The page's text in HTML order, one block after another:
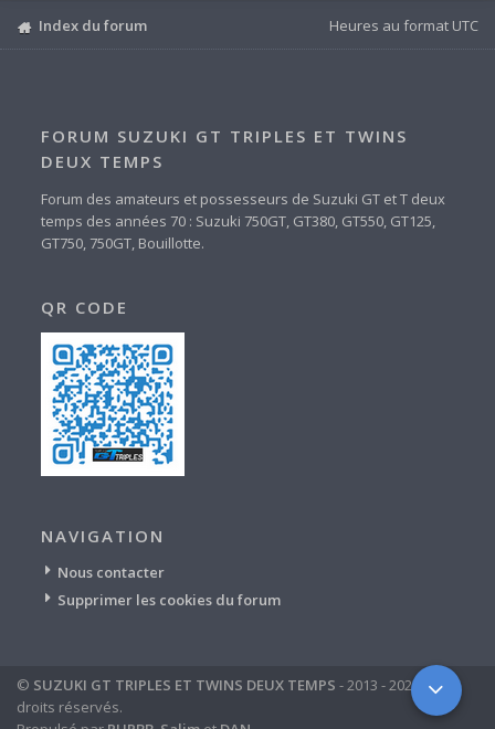
Index du forum Heures au format UTC
FORUM SUZUKI GT TRIPLES ET TWINS
DEUX TEMPS
Forum des amateurs et possesseurs de Suzuki GT et T deux
temps des années 70 : Suzuki 750GT, GT380, GT550, GT125,
GT750, 750GT, Bouillotte.
QR CODE
NAVIGATION
Nous contacter
Supprimer les cookies du forum
© SUZUKI GT TRIPLES ET TWINS DEUX TEMPS - 2013 - 2024 - tous
droits réservés.